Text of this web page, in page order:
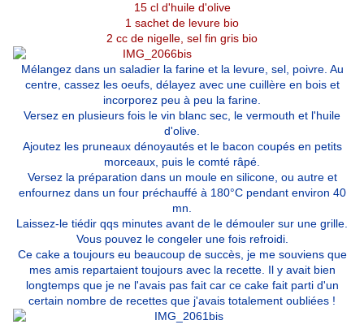
15 cl d'huile d'olive
1 sachet de levure bio
2 cc de nigelle, sel fin gris bio
Mélangez dans un saladier la farine et la levure, sel, poivre. Au
centre, cassez les oeufs, délayez avec une cuillère en bois et
incorporez peu à peu la farine.
Versez en plusieurs fois le vin blanc sec, le vermouth et l'huile
d'olive.
Ajoutez les pruneaux dénoyautés et le bacon coupés en petits
morceaux, puis le comté râpé.
Versez la préparation dans un moule en silicone, ou autre et
enfournez dans un four préchauffé à 180°C pendant environ 40
mn.
Laissez-le tiédir qqs minutes avant de le démouler sur une grille.
Vous pouvez le congeler une fois refroidi.
Ce cake a toujours eu beaucoup de succès, je me souviens que
mes amis repartaient toujours avec la recette. Il y avait bien
longtemps que je ne l'avais pas fait car ce cake fait parti d'un
certain nombre de recettes que j'avais totalement oubliées !